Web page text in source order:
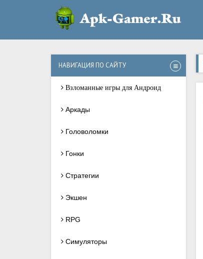
НАВИГАЦИЯ ПО САЙТУ
Взломанные игры для Андроид
Аркады
Головоломки
Гонки
Стратегии
Экшен
RPG
Симуляторы